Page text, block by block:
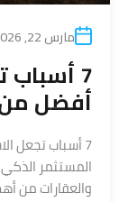
مارس 22, 2026
7
أفضل
7 أسباب تجعل
والعقارات من